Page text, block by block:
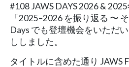
#108 JAWS DAYS 2026 &
「2025–2026 を振り返る 〜
Days でも登壇機会をいただ
ししました。
タイトルに含めた通り JAWS